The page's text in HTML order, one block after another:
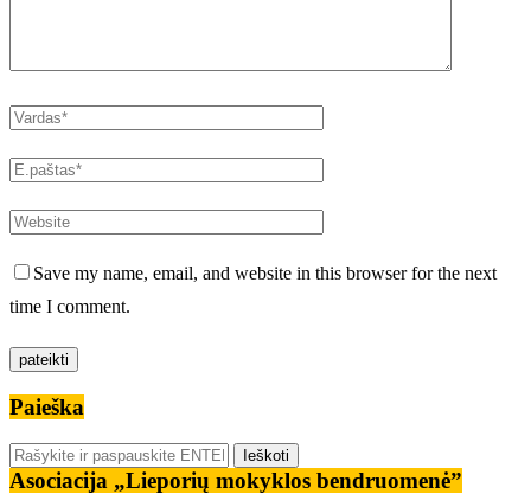
Save my name, email, and website in this browser for the next
time I comment.
Paieška
Asociacija „Lieporių mokyklos bendruomenė”